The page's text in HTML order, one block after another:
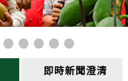
即時新聞澄清